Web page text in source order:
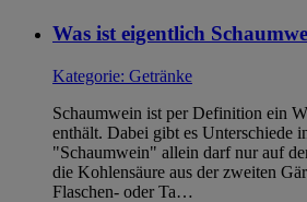
Was ist eigentlich
Kategorie: Getränke
Schaumwein ist per Definition ein
enthält. Dabei gibt es Unterschiede
"Schaumwein" allein darf nur auf
die Kohlensäure aus der zweiten
Flaschen- oder Ta…